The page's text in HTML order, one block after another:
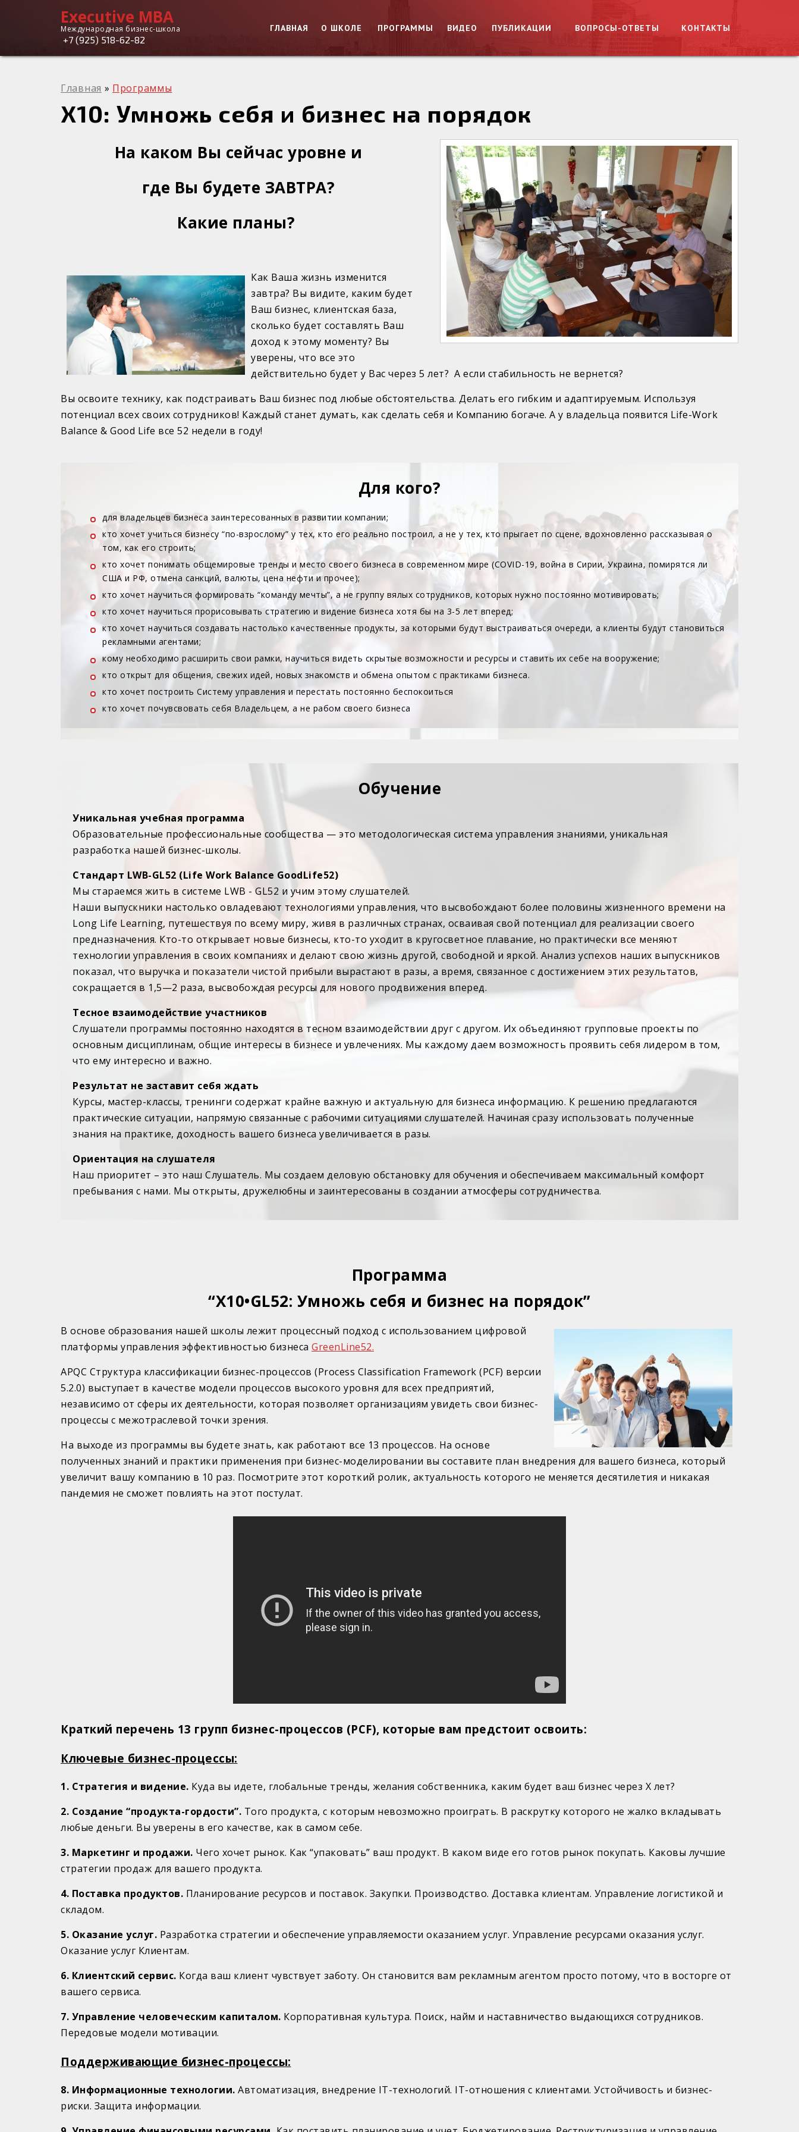
Executive
MBA
Executive MBA
Международная бизнес-школа ГЛАВНАЯ О ШКОЛЕ ПРОГРАММЫ ВИДЕО ПУБЛИКАЦИИ ВОПРОСЫ-ОТВЕТЫ КОНТАКТЫ
+7 (925) 518-62-82
Главная » Программы
X10: Умножь себя и бизнес на порядок
На каком Вы сейчас уровне и
где Вы будете ЗАВТРА?
Какие планы?
Как Ваша жизнь изменится
завтра? Вы видите, каким будет
Ваш бизнес, клиентская база,
сколько будет составлять Ваш
доход к этому моменту? Вы
уверены, что все это
действительно будет у Вас через 5 лет? А если стабильность не вернется?
Вы освоите технику, как подстраивать Ваш бизнес под любые обстоятельства. Делать его гибким и адаптируемым. Используя
потенциал всех своих сотрудников! Каждый станет думать, как сделать себя и Компанию богаче. А у владельца появится Life-Work
Balance & Good Life все 52 недели в году!
Для кого?
для владельцев бизнеса заинтересованных в развитии компании;
кто хочет учиться бизнесу “по-взрослому” у тех, кто его реально построил, а не у тех, кто прыгает по сцене, вдохновленно рассказывая о
том, как его строить;
кто хочет понимать общемировые тренды и место своего бизнеса в современном мире (COVID-19, война в Сирии, Украина, помирятся ли
США и РФ, отмена санкций, валюты, цена нефти и прочее);
кто хочет научиться формировать “команду мечты”, а не группу вялых сотрудников, которых нужно постоянно мотивировать;
кто хочет научиться прорисовывать стратегию и видение бизнеса хотя бы на 3-5 лет вперед;
кто хочет научиться создавать настолько качественные продукты, за которыми будут выстраиваться очереди, а клиенты будут становиться
рекламными агентами;
кому необходимо расширить свои рамки, научиться видеть скрытые возможности и ресурсы и ставить их себе на вооружение;
кто открыт для общения, свежих идей, новых знакомств и обмена опытом с практиками бизнеса.
кто хочет построить Систему управления и перестать постоянно беспокоиться
кто хочет почувсвовать себя Владельцем, а не рабом своего бизнеса
Обучение
Уникальная учебная программа
Образовательные профессиональные сообщества — это методологическая система управления знаниями, уникальная
разработка нашей бизнес-школы.
Стандарт LWB-GL52 (Life Work Balance GoodLife52)
Мы стараемся жить в системе LWB - GL52 и учим этому слушателей.
Наши выпускники настолько овладевают технологиями управления, что высвобождают более половины жизненного времени на
Long Life Learning, путешествуя по всему миру, живя в различных странах, осваивая свой потенциал для реализации своего
предназначения. Кто-то открывает новые бизнесы, кто-то уходит в кругосветное плавание, но практически все меняют
технологии управления в своих компаниях и делают свою жизнь другой, свободной и яркой. Анализ успехов наших выпускников
показал, что выручка и показатели чистой прибыли вырастают в разы, а время, связанное с достижением этих результатов,
сокращается в 1,5—2 раза, высвобождая ресурсы для нового продвижения вперед.
Тесное взаимодействие участников
Слушатели программы постоянно находятся в тесном взаимодействии друг с другом. Их объединяют групповые проекты по
основным дисциплинам, общие интересы в бизнесе и увлечениях. Мы каждому даем возможность проявить себя лидером в том,
что ему интересно и важно.
Результат не заставит себя ждать
Курсы, мастер-классы, тренинги содержат крайне важную и актуальную для бизнеса информацию. К решению предлагаются
практические ситуации, напрямую связанные с рабочими ситуациями слушателей. Начиная сразу использовать полученные
знания на практике, доходность вашего бизнеса увеличивается в разы.
Ориентация на слушателя
Наш приоритет – это наш Слушатель. Мы создаем деловую обстановку для обучения и обеспечиваем максимальный комфорт
пребывания с нами. Мы открыты, дружелюбны и заинтересованы в создании атмосферы сотрудничества.
Программа
“Х10•GL52: Умножь себя и бизнес на порядок”
В основе образования нашей школы лежит процессный подход с использованием цифровой
платформы управления эффективностью бизнеса GreenLine52.
APQC Структура классификации бизнес-процессов (Process Classification Framework (PCF) версии
5.2.0) выступает в качестве модели процессов высокого уровня для всех предприятий,
независимо от сферы их деятельности, которая позволяет организациям увидеть свои бизнес-
процессы с межотраслевой точки зрения.
На выходе из программы вы будете знать, как работают все 13 процессов. На основе
полученных знаний и практики применения при бизнес-моделировании вы составите план внедрения для вашего бизнеса, который
увеличит вашу компанию в 10 раз. Посмотрите этот короткий ролик, актуальность которого не меняется десятилетия и никакая
пандемия не сможет повлиять на этот постулат.
Краткий перечень 13 групп бизнес-процессов (PCF), которые вам предстоит освоить:
Ключевые бизнес-процессы:
1. Стратегия и видение. Куда вы идете, глобальные тренды, желания собственника, каким будет ваш бизнес через Х лет?
2. Создание “продукта-гордости”. Того продукта, с которым невозможно проиграть. В раскрутку которого не жалко вкладывать
любые деньги. Вы уверены в его качестве, как в самом себе.
3. Маркетинг и продажи. Чего хочет рынок. Как “упаковать” ваш продукт. В каком виде его готов рынок покупать. Каковы лучшие
стратегии продаж для вашего продукта.
4. Поставка продуктов. Планирование ресурсов и поставок. Закупки. Производство. Доставка клиентам. Управление логистикой и
складом.
5. Оказание услуг. Разработка стратегии и обеспечение управляемости оказанием услуг. Управление ресурсами оказания услуг.
Оказание услуг Клиентам.
6. Клиентский сервис. Когда ваш клиент чувствует заботу. Он становится вам рекламным агентом просто потому, что в восторге от
вашего сервиса.
7. Управление человеческим капиталом. Корпоративная культура. Поиск, найм и наставничество выдающихся сотрудников.
Передовые модели мотивации.
Поддерживающие бизнес-процессы:
8. Информационные технологии. Автоматизация, внедрение IT-технологий. IT-отношения с клиентами. Устойчивость и бизнес-
риски. Защита информации.